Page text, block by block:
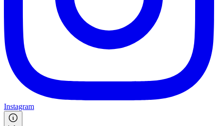
Instagram